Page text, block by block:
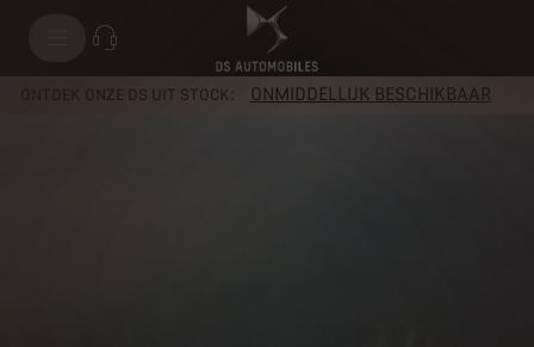
ONTDEK ONZE DS UIT STOCK: ONMIDDELLIJK BESCHIKBAAR